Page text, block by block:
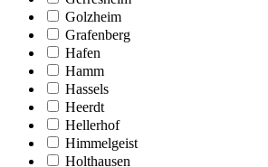
Golzheim
Grafenberg
Hafen
Hamm
Hassels
Heerdt
Hellerhof
Himmelgeist
Holthausen